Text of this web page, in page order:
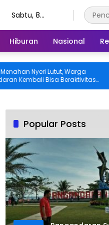
Sabtu, 8
Hiburan Nasional
Nyeri Lutut, Warga
Bisa Beraktivitas
Ditanggung BPJS
Popular Posts